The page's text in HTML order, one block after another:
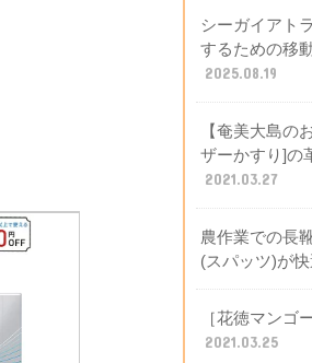
シーガイアト
するための移
2025.08.19
【奄美大島の
ザーかすり]の
2021.03.27
農作業での長
(スパッツ)が
［花徳マンゴ
2021.03.25